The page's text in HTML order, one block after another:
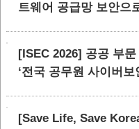
트웨어 공급망 보안으
[ISEC 2026] 공공 부
‘전국 공무원 사이버보
[Save Life, Save